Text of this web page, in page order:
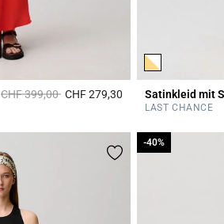
Price reduced from
CHF 399,00toCHF 279,30 5 out of 5 Customer
Satinkleid mit
LAST CHANCE
-40%
-40%